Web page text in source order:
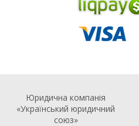
Юридична компанія
«Український юридичний
союз»